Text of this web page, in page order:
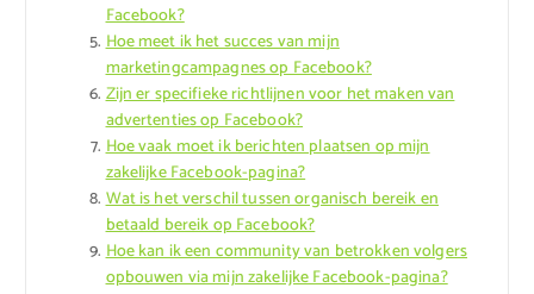
Facebook?
Hoe meet ik het succes van mijn
marketingcampagnes op Facebook?
Zijn er specifieke richtlijnen voor het maken van
advertenties op Facebook?
Hoe vaak moet ik berichten plaatsen op mijn
zakelijke Facebook-pagina?
Wat is het verschil tussen organisch bereik en
betaald bereik op Facebook?
Hoe kan ik een community van betrokken volgers
opbouwen via mijn zakelijke Facebook-pagina?